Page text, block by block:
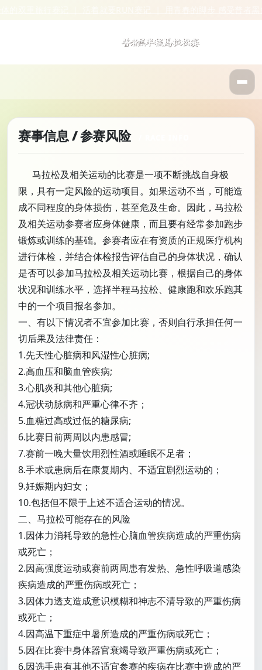
赛事信息 / 参赛风险
马拉松及相关运动的比赛是一项不断挑战自身极
限，具有一定风险的运动项目。如果运动不当，可能造
成不同程度的身体损伤，甚至危及生命。因此，马拉松
及相关运动参赛者应身体健康，而且要有经常参加跑步
锻炼或训练的基础。参赛者应在有资质的正规医疗机构
进行体检，并结合体检报告评估自己的身体状况，确认
是否可以参加马拉松及相关运动比赛，根据自己的身体
状况和训练水平，选择半程马拉松、健康跑和欢乐跑其
中的一个项目报名参加。
一、有以下情况者不宜参加比赛，否则自行承担任何一
切后果及法律责任：
1.先天性心脏病和风湿性心脏病;
2.高血压和脑血管疾病;
3.心肌炎和其他心脏病;
4.冠状动脉病和严重心律不齐；
5.血糖过高或过低的糖尿病;
6.比赛日前两周以内患感冒;
7.赛前一晚大量饮用烈性酒或睡眠不足者；
8.手术或患病后在康复期内、不适宜剧烈运动的；
9.妊娠期内妇女；
10.包括但不限于上述不适合运动的情况。
二、马拉松可能存在的风险
1.因体力消耗导致的急性心脑血管疾病造成的严重伤病
或死亡；
2.因高强度运动或赛前两周患有发热、急性呼吸道感染
疾病造成的严重伤病或死亡；
3.因体力透支造成意识模糊和神志不清导致的严重伤病
或死亡；
4.因高温下重症中暑所造成的严重伤病或死亡；
5.因在比赛中身体器官衰竭导致严重伤病或死亡；
6.因选手患有其他不适宜参赛的疾病在比赛中造成的严